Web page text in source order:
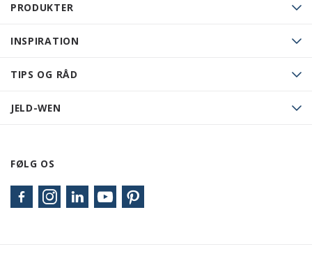
PRODUKTER
INSPIRATION
TIPS OG RÅD
JELD-WEN
FØLG OS